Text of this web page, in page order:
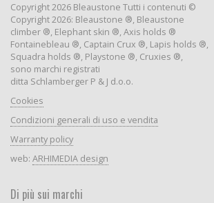
Copyright 2026 Bleaustone Tutti i contenuti ©
Copyright 2026: Bleaustone ®, Bleaustone
climber ®, Elephant skin ®, Axis holds ®
Fontainebleau ®, Captain Crux ®, Lapis holds ®,
Squadra holds ®, Playstone ®, Cruxies ®,
sono marchi registrati
ditta Schlamberger P & J d.o.o.
Cookies
Condizioni generali di uso e vendita
Warranty policy
web: ARHIMEDIA design
Di più sui marchi